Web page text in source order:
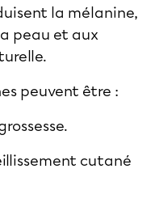
la mélanine,
peau et aux
peuvent être :
cutané